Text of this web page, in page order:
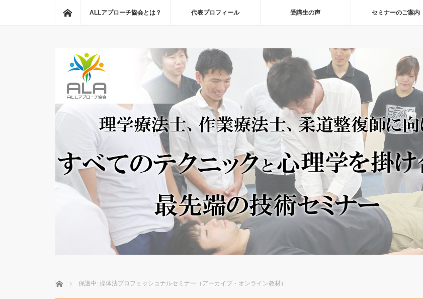
ホーム
ALLアプローチ協会とは？ 代表プロフィール 受講生の声 セミナーのご案内
ホーム 保護中: 操体法プロフェッショナルセミナー（アーカイブ・オンライン教材）